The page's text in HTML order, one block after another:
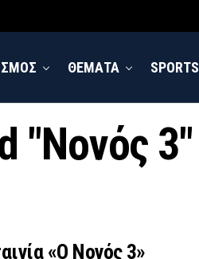
ΘΕΜΑΤΑ SPORTS
"Νονός 3"
«Ο Νονός 3»